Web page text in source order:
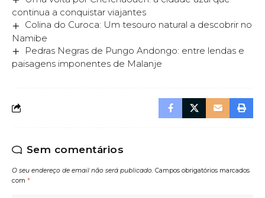
continua a conquistar viajantes
Colina do Curoca: Um tesouro natural a descobrir no
Namibe
Pedras Negras de Pungo Andongo: entre lendas e
paisagens imponentes de Malanje
Sem comentários
O seu endereço de email não será publicado. Campos obrigatórios marcados
com *